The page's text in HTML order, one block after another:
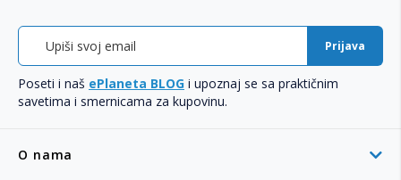
O nama
Prijava
Poseti i naš ePlaneta BLOG i upoznaj se sa praktičnim
savetima i smernicama za kupovinu.